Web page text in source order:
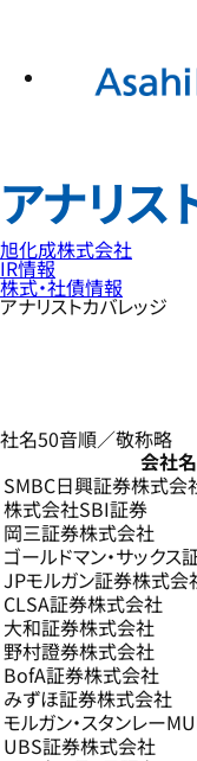
アナリス
旭化成株式会社
IR情報
株式・社債情報
アナリストカバレッジ
社名50音順／敬称略
会社名
SMBC日興証券株式会
株式会社SBI証券
岡三証券株式会社
ゴールドマン・サック
JPモルガン証券株式会
CLSA証券株式会社
大和証券株式会社
野村證券株式会社
BofA証券株式会社
みずほ証券株式会社
モルガン・スタンレー
UBS証券株式会社